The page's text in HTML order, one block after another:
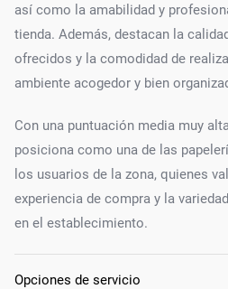
así como la amabilidad y
tienda. Además, destacan la
ofrecidos y la comodidad de
ambiente acogedor y bien
Con una puntuación media muy
posiciona como una de las
los usuarios de la zona, quienes
experiencia de compra y la
en el establecimiento.
Opciones de servicio